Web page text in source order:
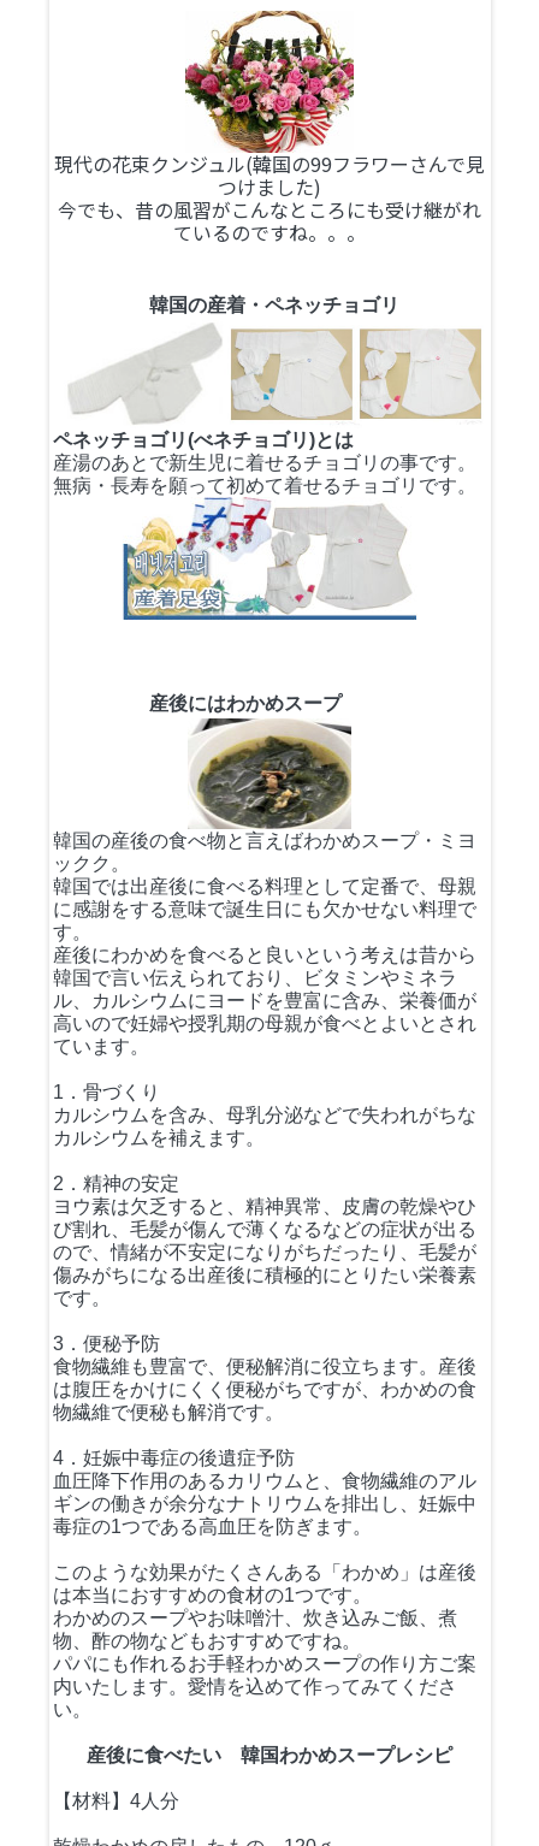
現代の花束クンジュル(韓国の99フラワーさんで見
つけました)
今でも、昔の風習がこんなところにも受け継がれ
ているのですね。。。
韓国の産着・ペネッチョゴリ
ペネッチョゴリ(べネチョゴリ)とは
産湯のあとで新生児に着せるチョゴリの事です。
無病・長寿を願って初めて着せるチョゴリです。
産後にはわかめスープ
韓国の産後の食べ物と言えばわかめスープ・ミヨ
ックク。
韓国では出産後に食べる料理として定番で、母親
に感謝をする意味で誕生日にも欠かせない料理で
す。
産後にわかめを食べると良いという考えは昔から
韓国で言い伝えられており、ビタミンやミネラ
ル、カルシウムにヨードを豊富に含み、栄養価が
高いので妊婦や授乳期の母親が食べとよいとされ
ています。
1．骨づくり
カルシウムを含み、母乳分泌などで失われがちな
カルシウムを補えます。
2．精神の安定
ヨウ素は欠乏すると、精神異常、皮膚の乾燥やひ
び割れ、毛髪が傷んで薄くなるなどの症状が出る
ので、情緒が不安定になりがちだったり、毛髪が
傷みがちになる出産後に積極的にとりたい栄養素
です。
3．便秘予防
食物繊維も豊富で、便秘解消に役立ちます。産後
は腹圧をかけにくく便秘がちですが、わかめの食
物繊維で便秘も解消です。
4．妊娠中毒症の後遺症予防
血圧降下作用のあるカリウムと、食物繊維のアル
ギンの働きが余分なナトリウムを排出し、妊娠中
毒症の1つである高血圧を防ぎます。
このような効果がたくさんある「わかめ」は産後
は本当におすすめの食材の1つです。
わかめのスープやお味噌汁、炊き込みご飯、煮
物、酢の物などもおすすめですね。
パパにも作れるお手軽わかめスープの作り方ご案
内いたします。愛情を込めて作ってみてくださ
い。
産後に食べたい 韓国わかめスープレシピ
【材料】4人分